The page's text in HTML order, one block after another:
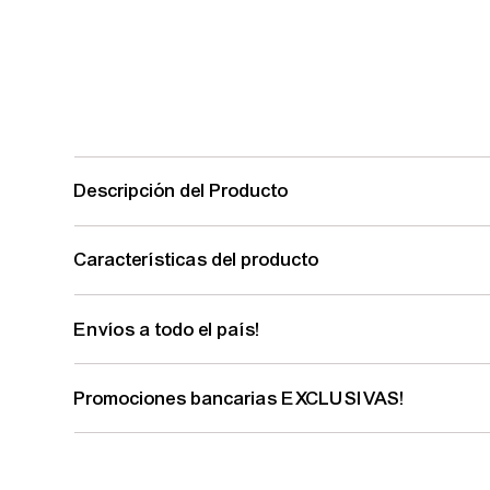
Descripción del Producto
Características del producto
Envíos a todo el país!
Promociones bancarias EXCLUSIVAS!